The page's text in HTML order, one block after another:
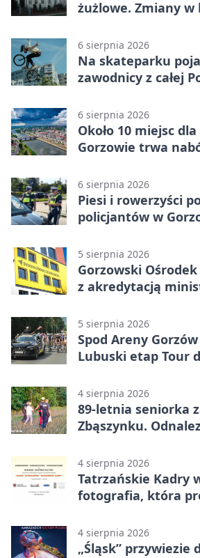
żużlowe. Zmiany
6 sierpnia 2026
Na skateparku
zawodnicy z całej
6 sierpnia 2026
Około 10 miejsc
Gorzowie trwa
6 sierpnia 2026
Piesi i rowerzyści
policjantów w
5 sierpnia 2026
Gorzowski
z akredytacją
5 sierpnia 2026
Spod Areny
Lubuski etap Tour
4 sierpnia 2026
89-letnia seniorka
Zbąszynku.
4 sierpnia 2026
Tatrzańskie Kadry
fotografia, która
4 sierpnia 2026
„Śląsk” przywiezie